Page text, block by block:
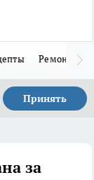
Ремонт
Принять
за